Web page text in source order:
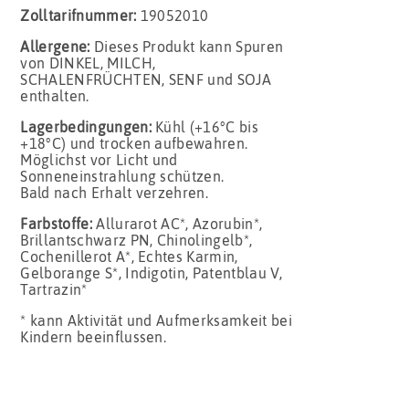
Zolltarifnummer: 19052010
Allergene: Dieses Produkt kann Spuren
von DINKEL, MILCH,
SCHALENFRÜCHTEN, SENF und SOJA
enthalten.
Lagerbedingungen: Kühl (+16°C bis
+18°C) und trocken aufbewahren.
Möglichst vor Licht und
Sonneneinstrahlung schützen.
Bald nach Erhalt verzehren.
Farbstoffe:Allurarot AC*, Azorubin*,
Brillantschwarz PN, Chinolingelb*,
Cochenillerot A*, Echtes Karmin,
Gelborange S*, Indigotin, Patentblau V,
Tartrazin*
* kann Aktivität und Aufmerksamkeit bei
Kindern beeinflussen.